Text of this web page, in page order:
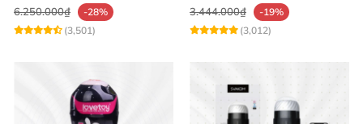
6.250.000₫
-28%
(3,501)
3.444.000₫
-19%
(3,012)